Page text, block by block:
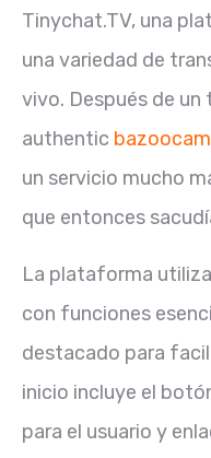
Tinychat.TV, una
una variedad de
vivo. Después de
authentic
un servicio mucho
que entonces
La plataforma
con funciones
destacado para
inicio incluye el
para el usuario y